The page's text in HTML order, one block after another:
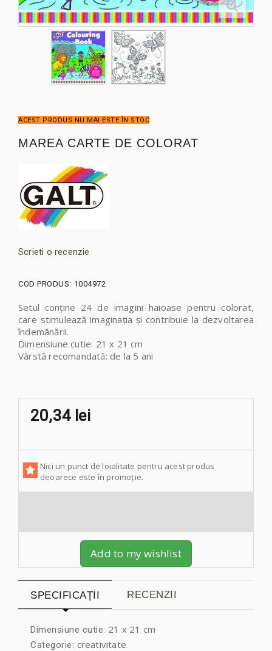
ACEST PRODUS NU MAI ESTE ÎN STOC
MAREA CARTE DE COLORAT
Scrieti o recenzie
COD PRODUS: 1004972
Setul conține 24 de imagini haioase pentru colorat,
care stimulează imaginația și contribuie la dezvoltarea
îndemănării.
Dimensiune cutie: 21 x 21 cm
Vârstă recomandată: de la 5 ani
20,34 lei
Nici un punct de loialitate pentru acest produs
deoarece este în promoție.
Add to my wishlist
SPECIFICAȚII RECENZII
Dimensiune cutie: 21 x 21 cm
Categorie: creativitate